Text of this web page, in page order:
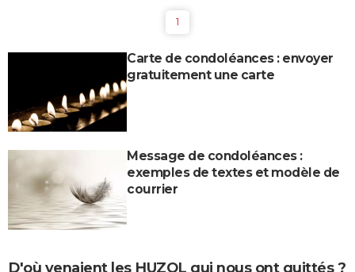
1
Carte de condoléances : envoyer
gratuitement une carte
Message de condoléances :
exemples de textes et modèle de
courrier
D'où venaient les HUZOL qui nous ont quittés ?